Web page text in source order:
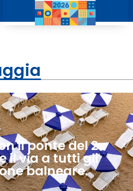
il ponte del 2
il via a tutti gli
balneare.